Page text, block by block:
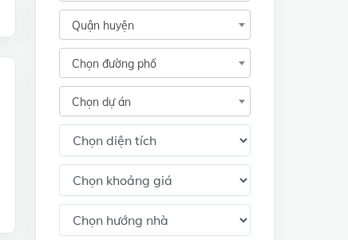
Quận huyện
Chọn đường phố
Chọn dự án